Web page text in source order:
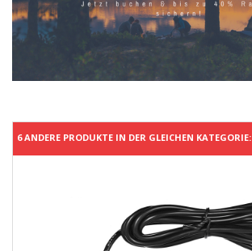
6 ANDERE PRODUKTE IN DER GLEICHEN KATEGORIE: